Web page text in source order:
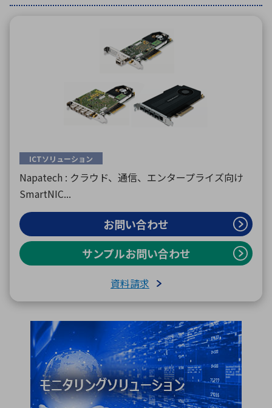
ICTソリューション
Napatech : クラウド、通信、エンタープライズ向け
SmartNIC...
お問い合わせ
サンプルお問い合わせ
資料請求